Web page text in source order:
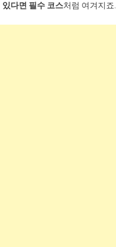
있다면 필수 코스처럼 여겨지죠.